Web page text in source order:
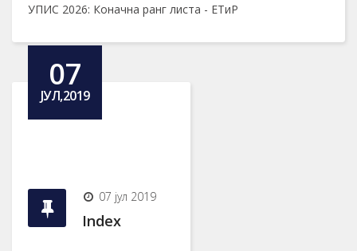
УПИС 2026: Коначна ранг листа - ЕТиР
07
ЈУЛ,2019
07 јул 2019
Index